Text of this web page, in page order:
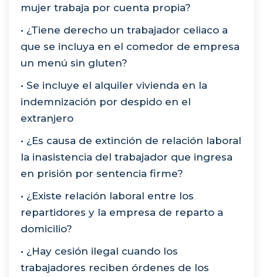
mujer trabaja por cuenta propia?
• ¿Tiene derecho un trabajador celiaco a
que se incluya en el comedor de empresa
un menú sin gluten?
• Se incluye el alquiler vivienda en la
indemnización por despido en el
extranjero
• ¿Es causa de extinción de relación laboral
la inasistencia del trabajador que ingresa
en prisión por sentencia firme?
• ¿Existe relación laboral entre los
repartidores y la empresa de reparto a
domicilio?
• ¿Hay cesión ilegal cuando los
trabajadores reciben órdenes de los